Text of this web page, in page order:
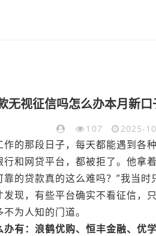
无视征信吗怎么办本月新
107 2025-
的那段日子，每天都能遇到各
和网贷平台，都被拒了。他拿
的贷款真的这么难吗？”我当
现，有些平台确实不看征信，
为人知的门道。
有：浪鹤优购、恒丰金融、优